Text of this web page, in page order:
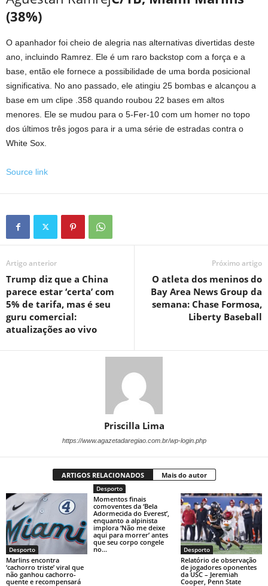
(38%)
O apanhador foi cheio de alegria nas alternativas divertidas deste
ano, incluindo Ramrez. Ele é um raro backstop com a força e a
base, então ele fornece a possibilidade de uma borda posicional
significativa. No ano passado, ele atingiu 25 bombas e alcançou a
base em um clipe .358 quando roubou 22 bases em altos
menores. Ele se mudou para o 5-Fer-10 com um homer no topo
dos últimos três jogos para ir a uma série de estradas contra o
White Sox.
Source link
Artigo anterior
Trump diz que a China
parece estar ‘certa’ com
5% de tarifa, mas é seu
guru comercial:
atualizações ao vivo
Próximo artigo
O atleta dos meninos do
Bay Area News Group da
semana: Chase Formosa,
Liberty Baseball
Priscilla Lima
https://www.agazetadaregiao.com.br/wp-login.php
ARTIGOS RELACIONADOS Mais do autor
Desporto
Marlins encontra
‘cachorro triste’ viral que
não ganhou cachorro-
quente e recompensará
Desporto
Momentos finais
comoventes da ‘Bela
Adormecida do Everest’,
enquanto a alpinista
implora ‘Não me deixe
aqui para morrer’ antes
que seu corpo congele
no...
Desporto
Relatório de observação
de jogadores oponentes
da USC – Jeremiah
Cooper, Penn State